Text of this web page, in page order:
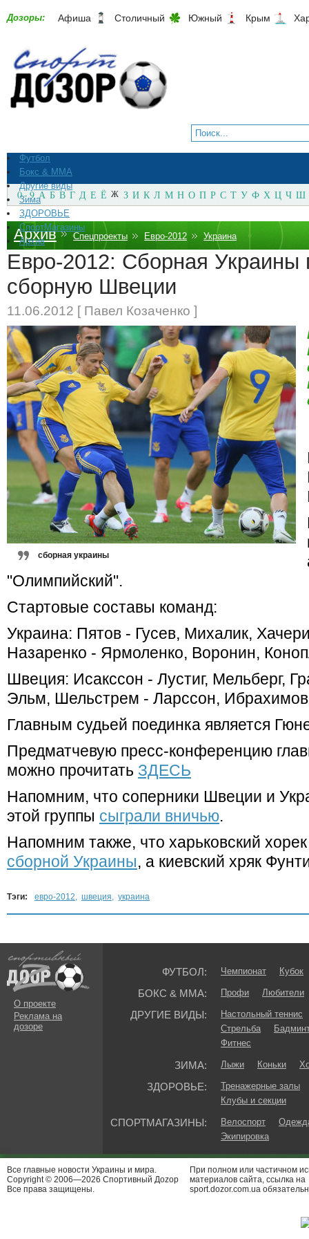
Дозоры: Афиша Столичный Южный Крым
Футбол
Бокс & ММА
Другие виды
Зима
ЗДОРОВЬЕ
СпортМагазины
Архив
0 - 9 А Б В Г Д Е Ё Ж З И К Л М Н О П Р С Т У Ф Х Ц Ч Ш
Архив Спецпроекты Евро-2012 Украина
Евро-2012: Сборная Украины
сборную Швеции
11.06.2012 [ Павел Козаченко ]
сборная украины
"Олимпийский".
Стартовые составы команд:
Украина: Пятов - Гусев, Михалик,
Назаренко - Ярмоленко, Воронин,
Швеция: Исакссон - Лустиг, Мельберг,
Эльм, Шельстрем - Ларссон,
Главным судьей поединка является
Предматчевую пресс-конференцию
можно прочитать ЗДЕСЬ
Напомним, что соперники Швеции и
этой группы сыграли вничью.
Напомним также, что харьковский
сборной Украины, а киевский хряк
Тэги: евро-2012, швеция, украина
О проекте
Реклама на
дозоре
ФУТБОЛ: Чемпионат Кубок
БОКС & ММА: Профи Любители
ДРУГИЕ ВИДЫ:
Настольный теннис
Стрельба
Фитнес
ЗИМА: Лыжи Коньки
ЗДОРОВЬЕ:
Тренажерные залы
Клубы и секции
СПОРТМАГАЗИНЫ: Велоспорт
Экипировка
Все главные новости Украины и мира.
Copyright © 2006—2026 Спортивный Доzор
Все права защищены.
При полном или частичном
материалов сайта, ссылка на
sport.dozor.com.ua